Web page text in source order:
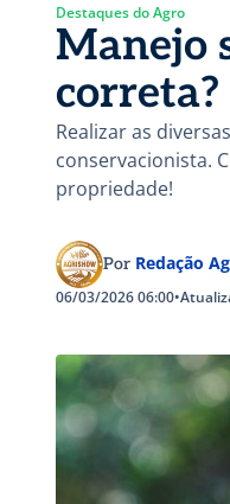
Destaques do Agro
Manejo
correta?
Realizar as
conservacionista.
propriedade!
Por Redação
06/03/2026 06:00•